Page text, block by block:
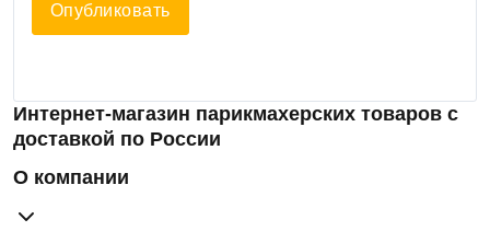
Опубликовать
Интернет-магазин парикмахерских товаров с
доставкой по России
О компании